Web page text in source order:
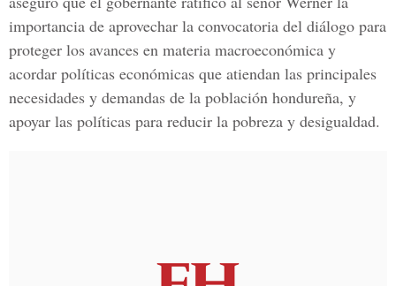
importancia de aprovechar la convocatoria del diálogo para
proteger los avances en materia macroeconómica y
acordar políticas económicas que atiendan las principales
necesidades y demandas de la población hondureña, y
apoyar las políticas para reducir la pobreza y desigualdad.